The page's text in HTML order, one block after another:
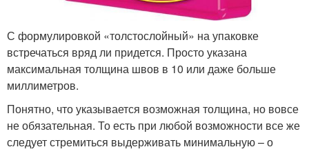
С формулировкой «толстослойный» на упаковке
встречаться вряд ли придется. Просто указана
максимальная толщина швов в 10 или даже больше
миллиметров.
Понятно, что указывается возможная толщина, но вовсе
не обязательная. То есть при любой возможности все же
следует стремиться выдерживать минимальную – о